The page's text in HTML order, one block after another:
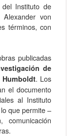
Instituto de
Alexander von
términos, con
publicadas
de
. Los
el documento
al Instituto
que permite –